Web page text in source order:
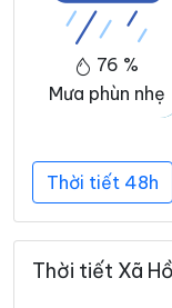
76 %
Mưa phùn nhẹ
Thời tiết 48h
Thời tiết Xã